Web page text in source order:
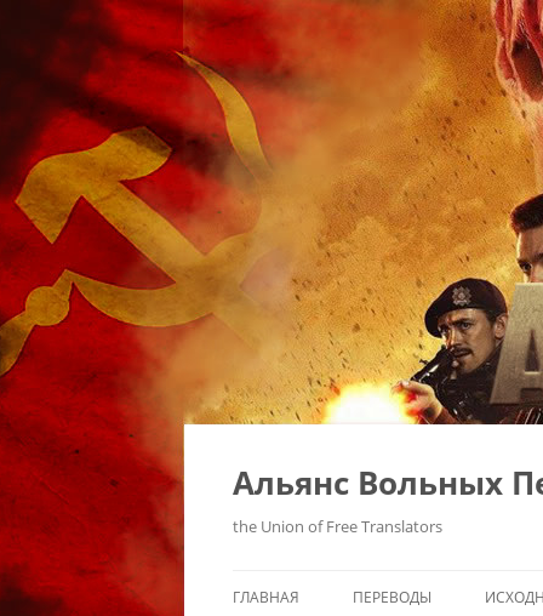
Альянс Вольных
the Union of Free Translators
ГЛАВНАЯ ПЕРЕВОДЫ